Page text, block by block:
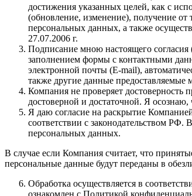
достижения указанных целей, как с
(обновление, изменение), получение от
персональных данных, а также
27.07.2006 г.
Подписание мною настоящего согласия
заполнением формы с контактными
электронной почты (E-mail),
также другие данные
Компания не проверяет достоверность
достоверной и достаточной. Я осознаю,
Я даю согласие на раскрытие
соответствии с законодательством
персональных данных.
В случае если Компания считает, что
персональные данные будут переданы в
Обработка осуществляется в
ознакомлен с Политикой